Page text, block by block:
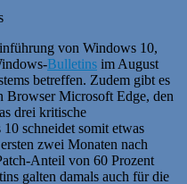
von Windows 10,
Bulletins im August
betreffen. Zudem gibt es
Browser Microsoft Edge, den
drei kritische
schneidet somit etwas
zwei Monaten nach
Anteil von 60 Prozent
galten damals auch für die